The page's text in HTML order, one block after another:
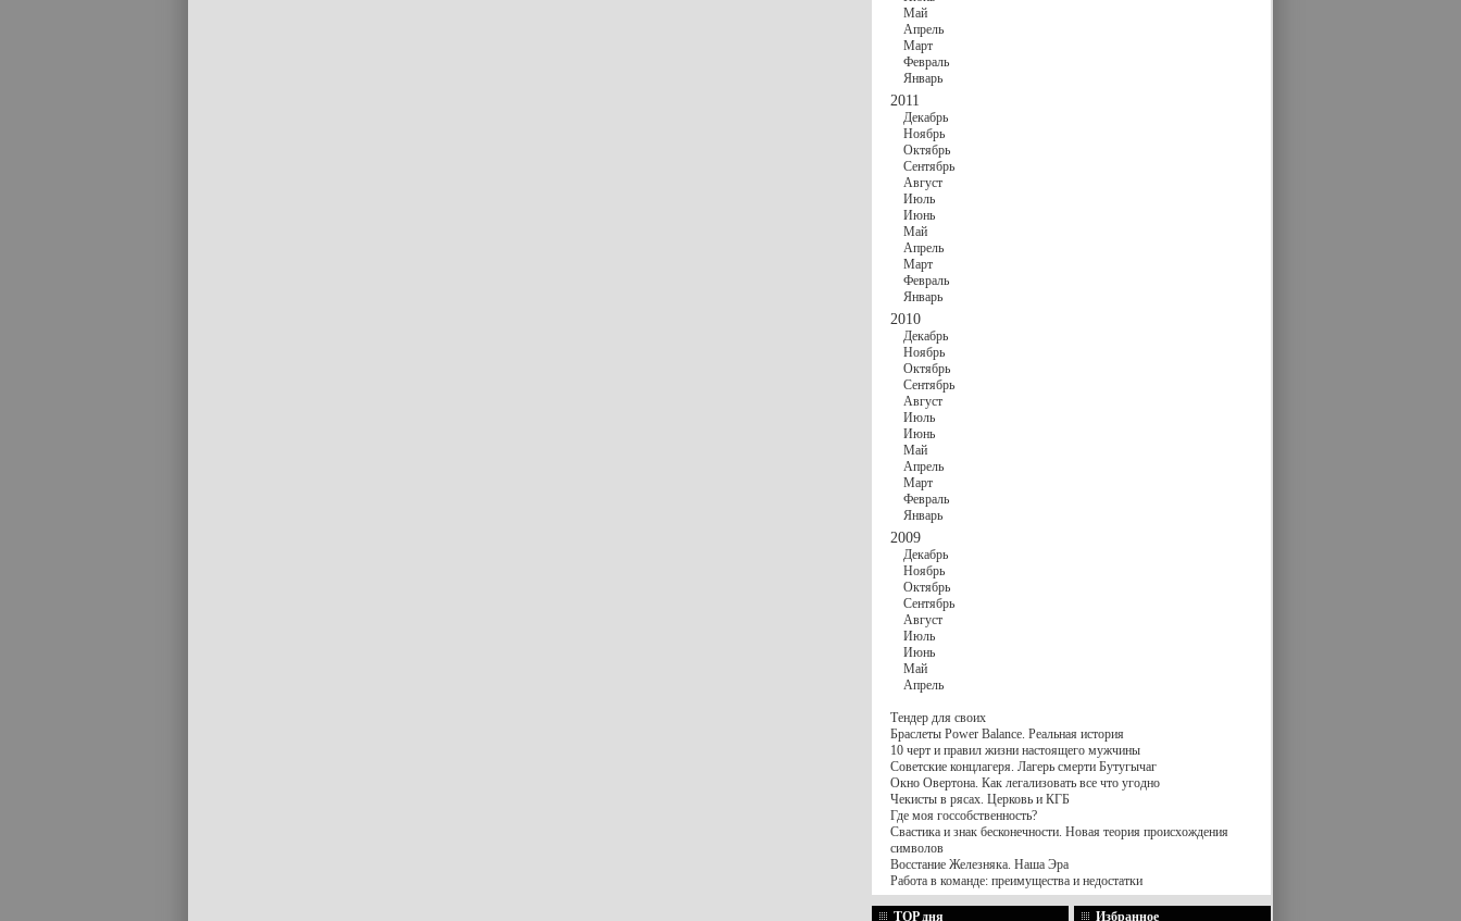
Май
Апрель
Март
Февраль
Январь
2011
Декабрь
Ноябрь
Октябрь
Сентябрь
Август
Июль
Июнь
Май
Апрель
Март
Февраль
Январь
2010
Декабрь
Ноябрь
Октябрь
Сентябрь
Август
Июль
Июнь
Май
Апрель
Март
Февраль
Январь
2009
Декабрь
Ноябрь
Октябрь
Сентябрь
Август
Июль
Июнь
Май
Апрель
Тендер для своих
Браслеты Power Balance. Реальная история
10 черт и правил жизни настоящего мужчины
Советские концлагеря. Лагерь смерти Бутугычаг
Окно Овертона. Как легализовать все что угодно
Чекисты в рясах. Церковь и КГБ
Где моя госсобственность?
Свастика и знак бесконечности. Новая теория происхождения
символов
Восстание Железняка. Наша Эра
Работа в команде: преимущества и недостатки
TOP дня Избранное